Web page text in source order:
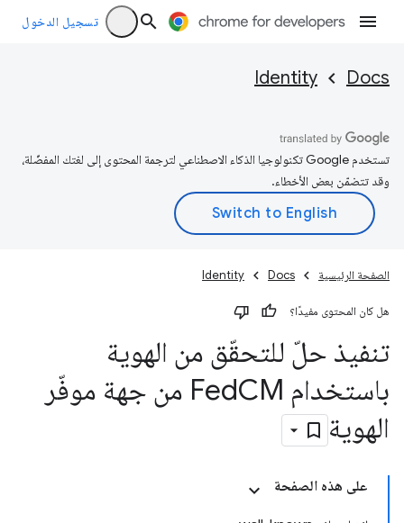
تسجيل الدخول
Docs
Identity
تستخدم Google تكنولوجيا الذكاء الاصطناعي لترجمة المحتوى إلى لغتك المفضّلة،
وقد تتضمّن بعض الأخطاء.
الصفحة الرئيسية Docs
Identity
هل كان المحتوى مفيدًا؟
تنفيذ حلّ للتحقّق من الهوية
باستخدام Fed
CM من جهة موفّر
الهوية
على هذه الصفحة